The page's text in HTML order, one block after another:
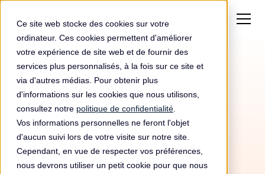
Ce site web stocke des cookies sur votre
ordinateur. Ces cookies permettent d'améliorer
votre expérience de site web et de fournir des
services plus personnalisés, à la fois sur ce site et
via d'autres médias. Pour obtenir plus
d'informations sur les cookies que nous utilisons,
consultez notre politique de confidentialité
Vos informations personnelles ne feront l'objet
d'aucun suivi lors de votre visite sur notre site.
Cependant, en vue de respecter vos préférences,
nous devrons utiliser un petit cookie pour que nous